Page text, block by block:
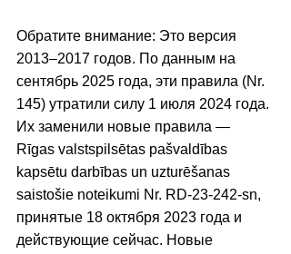
Обратите внимание: Это версия
2013–2017 годов. По данным на
сентябрь 2025 года, эти правила (Nr.
145) утратили силу 1 июля 2024 года.
Их заменили новые правила —
Rīgas valstspilsētas pašvaldības
kapsētu darbības un uzturēšanas
saistošie noteikumi Nr. RD-23-242-sn,
принятые 18 октября 2023 года и
действующие сейчас. Новые